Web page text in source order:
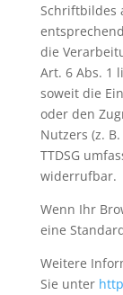
Schriftbildes
die
Art. 6 Abs. 1
soweit die
oder den
Nutzers (z.
TTDSG
widerrufbar.
Wenn Ihr
eine
Weitere
Sie unter